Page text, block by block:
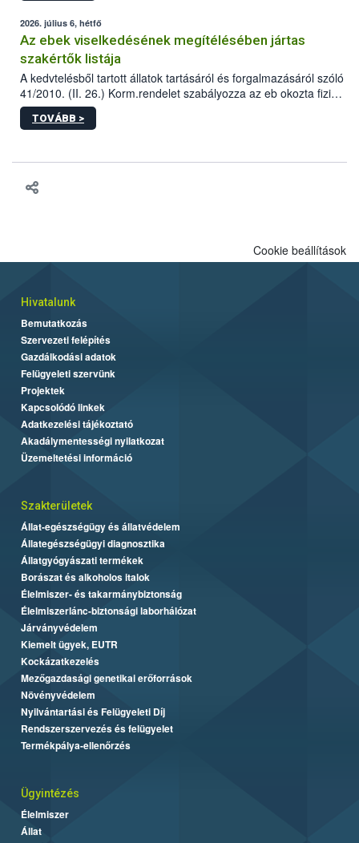
2026. július 6, hétfő
Az ebek viselkedésének megítélésében jártas
szakértők listája
A kedvtelésből tartott állatok tartásáról és forgalmazásáról szóló
41/2010. (II. 26.) Korm.rendelet szabályozza az eb okozta fizikai
sérülés, illetve ennek veszélye keletkezésekor felmerülő
hatósági feladatokat, valamint a veszélyes eb tartását és annak
TOVÁBB >
Cookie beállítások
Hivatalunk
Bemutatkozás
Szervezeti felépítés
Gazdálkodási adatok
Felügyeleti szervünk
Projektek
Kapcsolódó linkek
Adatkezelési tájékoztató
Akadálymentességi nyilatkozat
Üzemeltetési információ
Szakterületek
Állat-egészségügy és állatvédelem
Állategészségügyi diagnosztika
Állatgyógyászati termékek
Borászat és alkoholos italok
Élelmiszer- és takarmánybiztonság
Élelmiszerlánc-biztonsági laborhálózat
Járványvédelem
Kiemelt ügyek, EUTR
Kockázatkezelés
Mezőgazdasági genetikai erőforrások
Növényvédelem
Nyilvántartási és Felügyeleti Díj
Rendszerszervezés és felügyelet
Termékpálya-ellenőrzés
Ügyintézés
Élelmiszer
Állat